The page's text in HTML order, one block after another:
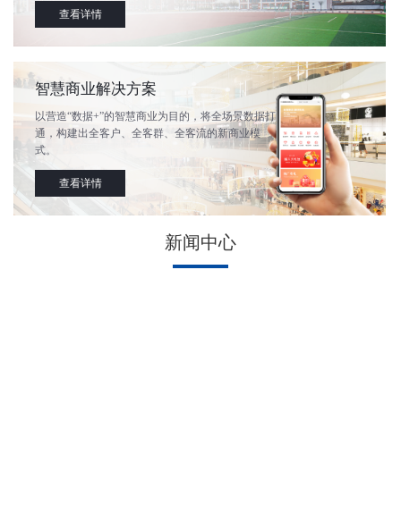
查看详情
智慧商业解决方案
以营造“数据+”的智慧商业为目的，将全场景数据打
通，构建出全客户、全客群、全客流的新商业模
式。
查看详情
新闻中心